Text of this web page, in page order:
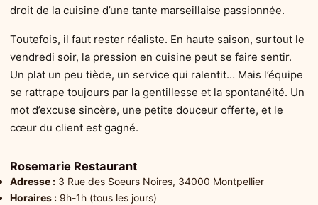
droit de la cuisine d’une tante marseillaise passionnée.
Toutefois, il faut rester réaliste. En haute saison, surtout le
vendredi soir, la pression en cuisine peut se faire sentir.
Un plat un peu tiède, un service qui ralentit… Mais l’équipe
se rattrape toujours par la gentillesse et la spontanéité. Un
mot d’excuse sincère, une petite douceur offerte, et le
cœur du client est gagné.
Rosemarie Restaurant
Adresse : 3 Rue des Soeurs Noires, 34000 Montpellier
Horaires : 9h-1h (tous les jours)